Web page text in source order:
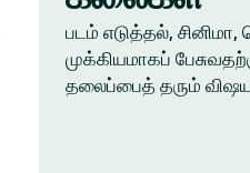
படம் எடுத்தல், சினிமா,
முக்கியமாகப்
தலைப்பைத் தரும்